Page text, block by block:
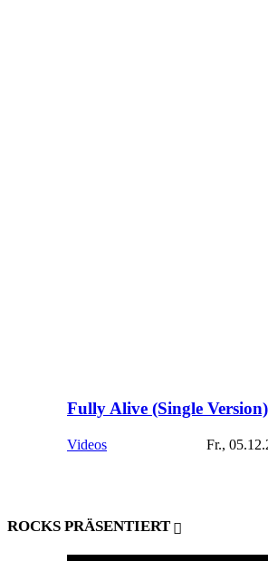
Fully Alive (Single Version)
Videos Fr.,
ROCKS PRÄSENTIERT